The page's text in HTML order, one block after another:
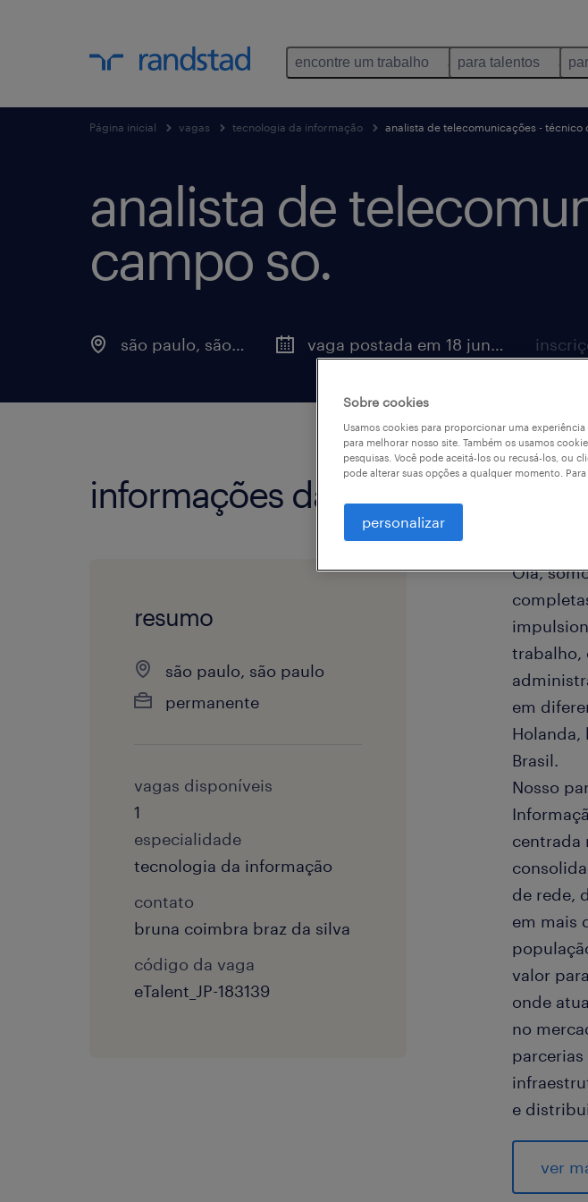
encontre um trabalho para talentos
Página inicial vagas tecnologia da informação analista de telecomunicações - técnico
analista de
campo so.
são paulo, são paulo vaga postada em 18 junho 2026
informações da vaga
resumo
são paulo, são paulo
permanente
vagas disponíveis
1
especialidade
tecnologia da informação
contato
bruna coimbra braz da silva
código da vaga
eTalent_JP-183139
Olá,
trabalho,
em
Holanda,
Brasil.
Nosso
centrada
de rede,
em mais
valor
onde
no
e
Estamos
Campo
ver
Sobre cookies
Usamos cookies para proporcionar uma
para melhorar nosso site. Também os usamos
pesquisas. Você pode aceitá-los ou recusá-los, ou
pode alterar suas opções a qualquer momento.
personalizar